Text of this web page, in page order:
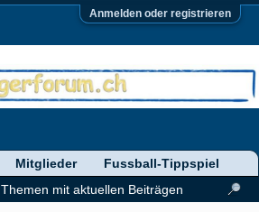
Anmelden oder registrieren
Themen mit aktuellen Beiträgen
Mitglieder Fussball-Tippspiel